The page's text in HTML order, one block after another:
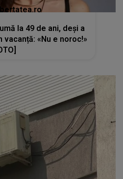
la 49 de ani, deși a
«Nu e noroc!»